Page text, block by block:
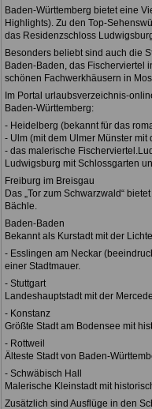
Baden-Württemberg bietet eine
Highlights). Zu den Top-
das Residenzschloss
Besonders beliebt sind auch die
Baden-Baden, das Fischerviertel
schönen Fachwerkhäusern in
Im Portal urlaubsverzeichnis-
Baden-Württemberg:
- Heidelberg (bekannt für das
- Ulm (mit dem Ulmer Münster mit
- das malerische
Ludwigsburg mit Schlossgarten
Freiburg im Breisgau
Das „Tor zum Schwarzwald“
Bächle.
Baden-Baden
Bekannt als Kurstadt mit der
- Esslingen am Neckar
einer Stadtmauer.
- Stuttgart
Landeshauptstadt mit der
- Konstanz
Größte Stadt am Bodensee mit
- Rottweil
Älteste Stadt von Baden-
- Schwäbisch Hall
Malerische Kleinstadt mit
Zusätzlich sind Ausflüge in den